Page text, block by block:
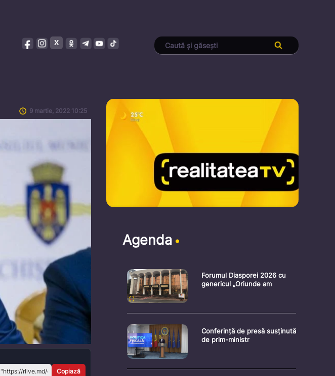
9 martie, 2022 10:25
Copiază
Agenda
Forumul Diasporei 2026 cu
genericul „Oriunde am
Conferință de presă susținută
de prim-ministr